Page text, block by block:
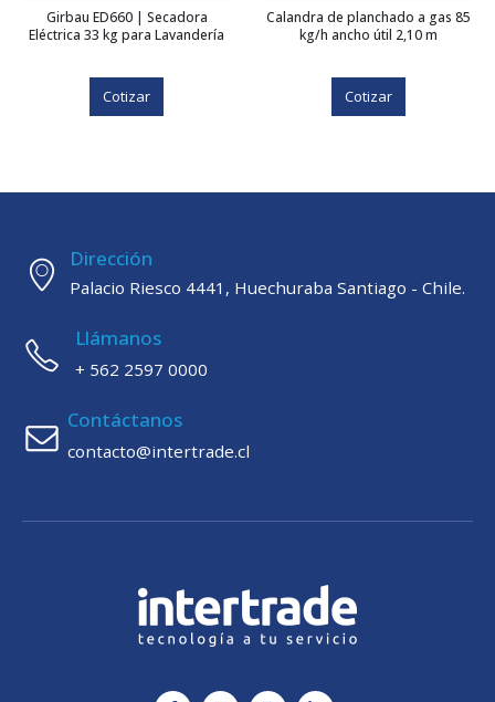
Girbau ED660 | Secadora
Eléctrica 33 kg para Lavandería
Cotizar
Calandra de planchado a gas 85
kg/h ancho útil 2,10 m
Cotizar
Dirección
Palacio Riesco 4441, Huechuraba Santiago - Chile.
Llámanos
+ 562 2597 0000
Contáctanos
contacto@intertrade.cl